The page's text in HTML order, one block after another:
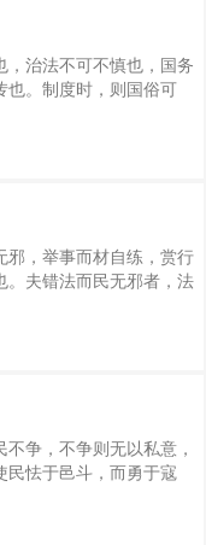
出为道，则有乱。故圣
女之分。分定而无制，
司，不可，故立官；官设
立君，则上贤废而贵贵
，治法不可不慎也，国务
也。制度时，则国俗可
乐战也，见上之尊农战
贱游学之人也。故民壹
。上开公利而塞私门，以
门不请于君。若此，而功
邪，举事而材自练，赏行
。夫错法而民无邪者，法
主非无爵禄也，其所道
不过爵禄，而功相万
使其臣也，用必出于其
则民竞于功。为国而能
争，不争则无以私意，
民怯于邑斗，而勇于寇